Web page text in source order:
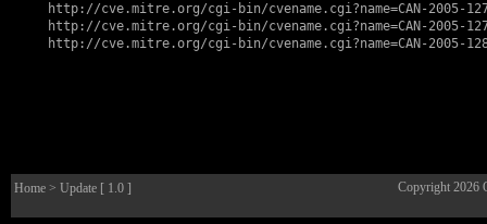
http://cve.mitre.org/cgi-bin/cvename.cgi?name=CAN-2005-
http://cve.mitre.org/cgi-bin/cvename.cgi?name=CAN-2005-
http://cve.mitre.org/cgi-bin/cvename.cgi?name=CAN-2005-
Home > Update [ 1.0 ] Copyright 2026